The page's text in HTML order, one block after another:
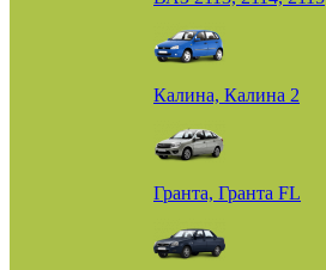
Калина, Калина 2
Гранта, Гранта FL